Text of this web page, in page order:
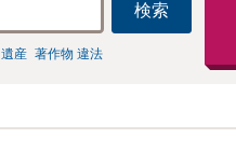
検索
産 著作物 違法